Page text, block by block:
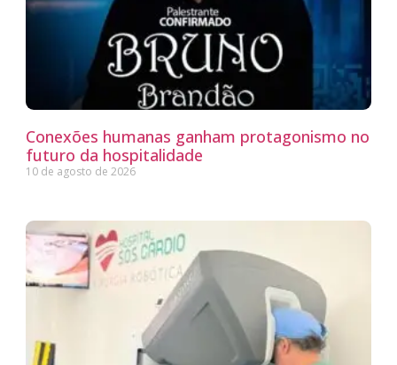
Conexões humanas ganham protagonismo no
futuro da hospitalidade
10 de agosto de 2026